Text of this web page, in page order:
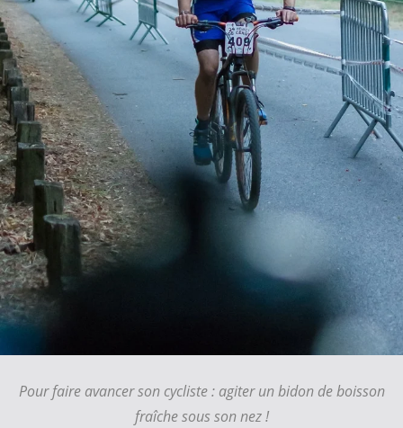
Pour faire avancer son cycliste : agiter un bidon de boisson
fraîche sous son nez !